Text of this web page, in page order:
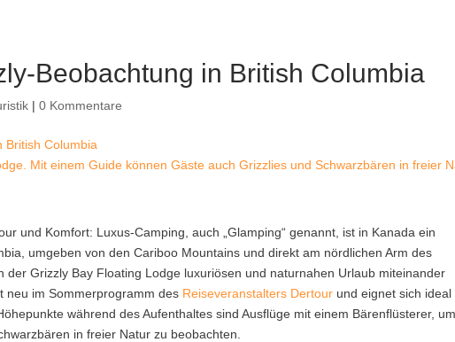
Beobachtung in British Columbia
|0 Kommentare
Mit einem Guide können Gäste auch Grizzlies und Schwarzbären in freier
und Komfort: Luxus-Camping, auch „Glamping“ genannt, ist in Kanada ein
umgeben von den Cariboo Mountains und direkt am nördlichen Arm des
der Grizzly Bay Floating Lodge luxuriösen und naturnahen Urlaub miteinander
neu im Sommerprogramm des Reiseveranstalters Dertour und eignet sich ideal
während des Aufenthaltes sind Ausflüge mit einem Bärenflüsterer, um
in freier Natur zu beobachten.